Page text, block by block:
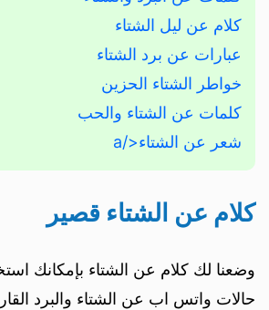
كلام عن ليل الشتاء
عبارات عن برد الشتاء
خواطر الشتاء الحزين
كلمات عن الشتاء والحب
شعر عن الشتاء</a
كلام عن الشتاء قصير
وضعنا لك كلام عن الشتاء بإمكانك
حالات واتس اب عن الشتاء والبرد